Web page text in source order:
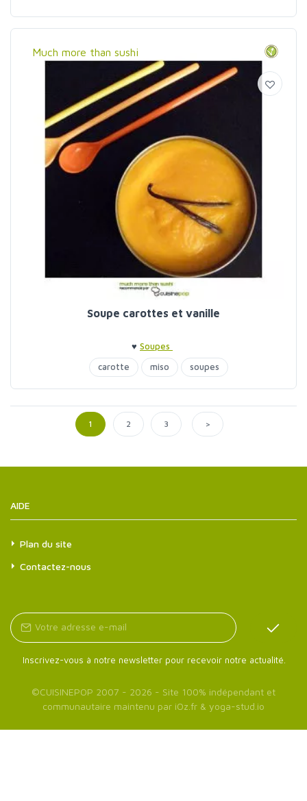
Much more than sushi
Soupe carottes et vanille
♥ Soupes
carotte
miso soupes
1 2 3 >
AIDE
Plan du site
Contactez-nous
Inscrivez-vous à notre newsletter pour recevoir notre actualité.
©CUISINEPOP 2007 - 2026 - Site 100% indépendant et
communautaire maintenu par iOz.fr & yoga-stud.io